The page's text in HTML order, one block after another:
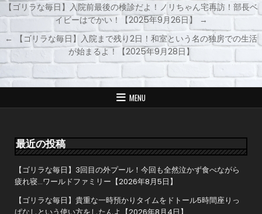
投
稿
ナ
ビ
ー
ョ
【ゴリラな毎日】入院前最後の検診だよ！ノリちゃん宅再訪！部長ベ
イビーはでかい！【2025年9月26日】 →
← 【ゴリラな毎日】入院まで残り2日！和室という名の独房での生活
が始まるよ！【2025年9月28日】
MENU
最近の投稿
【ゴリラな毎日】3回目の外プール！今回も全然泣かず食べながら
疲れ寝…ワールドファミリー【2026年8月5日】
【ゴリラな毎日】貴重な一時預かりタイムをドトール5時間座りっ